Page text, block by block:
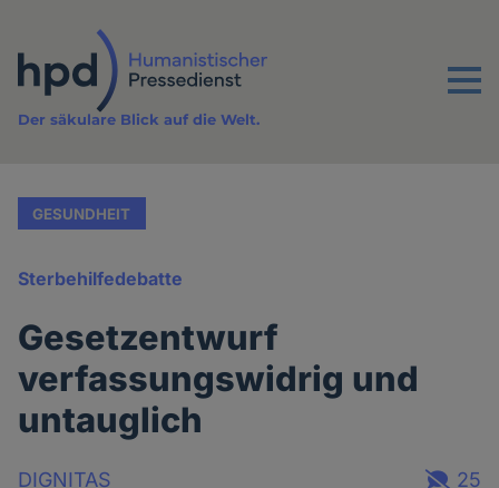
Inhalt
Menu
Der säkulare Blick auf die Welt.
GESUNDHEIT
Sterbehilfedebatte
Gesetzentwurf
verfassungswidrig und
untauglich
DIGNITAS
25